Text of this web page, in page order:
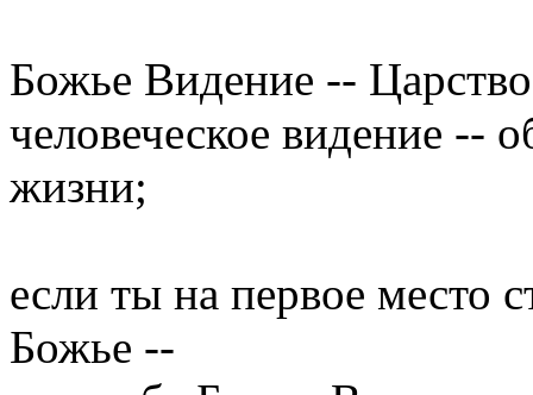
Божье Видение --
человеческое видение --
жизни;
если ты на первое место
Божье --